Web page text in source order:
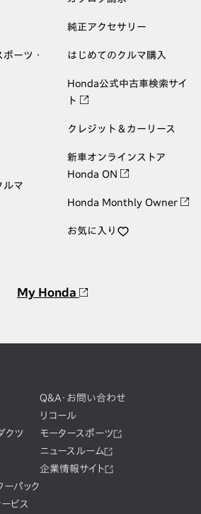
ーツ・
ルマ
純正アクセサリー
はじめてのクルマ購入
Honda公式中古車検索サイ
ト
クレジット＆カーリース
新車オンラインストア
Honda ON
Honda Monthly Owner
お気に入り
My Honda
クツ
ーパック
ビス
Q&A・お問い合わせ
リコール
モータースポーツ
ニュースルーム
企業情報サイト